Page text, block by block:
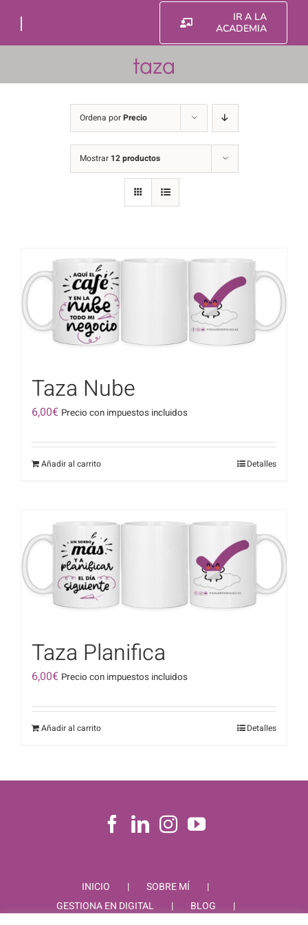
contenido
IR A LA
ACADEMIA
taza
Ordena porPrecio
Mostrar 12 productos
Taza Nube
6,00€ Precio con impuestos incluidos
Añadir al carrito Detalles
Taza Planifica
6,00€ Precio con impuestos incluidos
Añadir al carrito Detalles
INICIO
SOBRE MÍ
GESTIONA EN DIGITAL
BLOG